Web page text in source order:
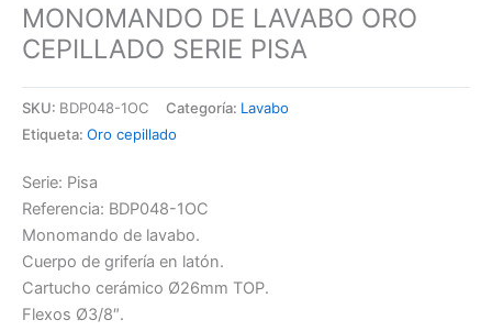
MONOMANDO DE LAVABO ORO
CEPILLADO SERIE PISA
SKU: BDP048-1OC Categoría: Lavabo
Etiqueta: Oro cepillado
Serie: Pisa
Referencia: BDP048-1OC
Monomando de lavabo.
Cuerpo de grifería en latón.
Cartucho cerámico Ø26mm TOP.
Flexos Ø3/8″.